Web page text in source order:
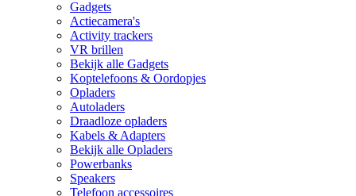
Gadgets
Actiecamera's
Activity trackers
VR brillen
Bekijk alle Gadgets
Koptelefoons & Oordopjes
Opladers
Autoladers
Draadloze opladers
Kabels & Adapters
Bekijk alle Opladers
Powerbanks
Speakers
Telefoon accessoires